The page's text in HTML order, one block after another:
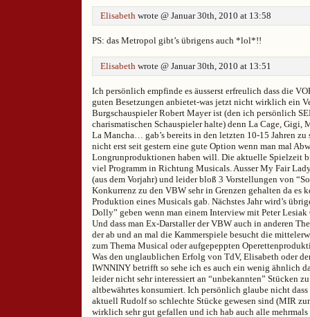
Elisabeth wrote @ Januar 30th, 2010 at 13:58
PS: das Metropol gibt’s übrigens auch *lol*!!
Elisabeth wrote @ Januar 30th, 2010 at 13:51
Ich persönlich empfinde es äusserst erfreulich dass die
guten Besetzungen anbietet-was jetzt nicht wirklich ein
Burgschauspieler Robert Mayer ist (den ich persönlich
charismatischen Schauspieler halte) denn La Cage, Gigi,
La Mancha… gab’s bereits in den letzten 10-15 Jahren zu
nicht erst seit gestern eine gute Option wenn man mal
Longrunproduktionen haben will. Die aktuelle Spielzeit
viel Programm in Richtung Musicals. Ausser My Fair
(aus dem Vorjahr) und leider bloß 3 Vorstellungen von
Konkurrenz zu den VBW sehr in Grenzen gehalten da es
Produktion eines Musicals gab. Nächstes Jahr wird’s
Dolly” geben wenn man einem Interview mit Peter Lesiak
Und dass man Ex-Darstaller der VBW auch in anderen
der ab und an mal die Kammerspiele besucht die
zum Thema Musical oder aufgepeppten
Was den unglaublichen Erfolg von TdV, Elisabeth oder
IWNNINY betrifft so sehe ich es auch ein wenig ähnlich
leider nicht sehr interessiert an “unbekannten” Stücken
altbewährtes konsumiert. Ich persönlich glaube nicht dass
aktuell Rudolf so schlechte Stücke gewesen sind (MIR
wirklich sehr gut gefallen und ich hab auch alle mehrmals